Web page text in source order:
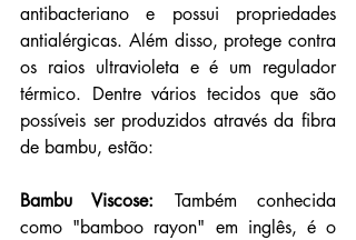
antibacteriano e possui propriedades
antialérgicas. Além disso, protege contra
os raios ultravioleta e é um regulador
térmico. Dentre vários tecidos que são
possíveis ser produzidos através da fibra
de bambu, estão:
Bambu Viscose: Também conhecida
como "bamboo rayon" em inglês, é o